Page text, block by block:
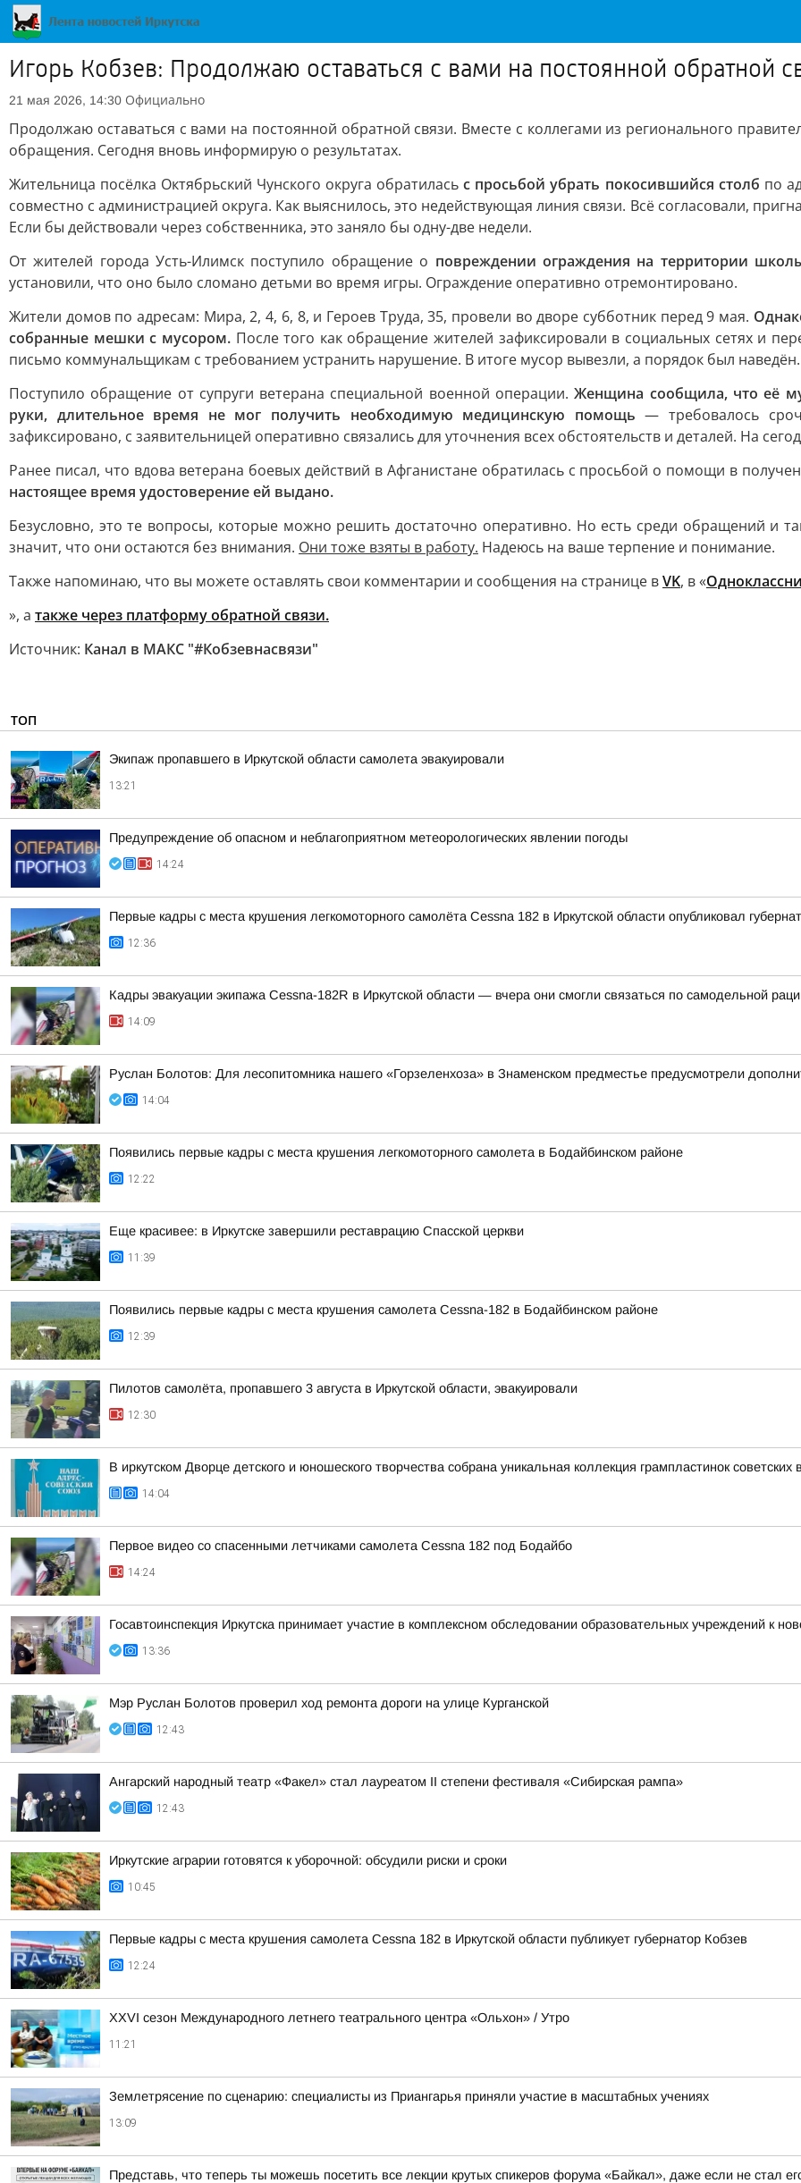
Игорь Кобзев: Продолжаю оставаться с вами на постоянной обратной
21 мая 2026, 14:30 Официально
Продолжаю оставаться с вами на постоянной обратной связи. Вместе с коллегами из регионального
обращения. Сегодня вновь информирую о результатах.
Жительница посёлка Октябрьский Чунского округа обратиласьс просьбой убрать покосившийся столб по
совместно с администрацией округа. Как выяснилось, это недействующая линия связи. Всё согласовали,
Если бы действовали через собственника, это заняло бы одну-две недели.
От жителей города Усть-Илимск поступило обращение о повреждении ограждения на территории
установили, что оно было сломано детьми во время игры. Ограждение оперативно отремонтировано.
Жители домов по адресам: Мира, 2, 4, 6, 8, и Героев Труда, 35, провели во дворе субботник перед 9 мая.
собранные мешки с мусором.После того как обращение жителей зафиксировали в социальных сетях и
письмо коммунальщикам с требованием устранить нарушение. В итоге мусор вывезли, а порядок был наведён.
Поступило обращение от супруги ветерана специальной военной операции.Женщина сообщила, что её
руки, длительное время не мог получить необходимую медицинскую помощь — требовалось
зафиксировано, с заявительницей оперативно связались для уточнения всех обстоятельств и деталей. На
Ранее писал, что вдова ветерана боевых действий в Афганистане обратилась с просьбой о помощи в
настоящее время удостоверение ей выдано.
Безусловно, это те вопросы, которые можно решить достаточно оперативно. Но есть среди обращений и
значит, что они остаются без внимания. Они тоже взяты в работу. Надеюсь на ваше терпение и понимание.
Также напоминаю, что вы можете оставлять свои комментарии и сообщения на странице вVK, в «
», а также через платформу обратной связи.
Источник: Канал в МАКС "#Кобзевнасвязи"
ТОП
Экипаж пропавшего в Иркутской области самолета эвакуировали
13:21
Предупреждение об опасном и неблагоприятном метеорологических явлении погоды
14:24
Первые кадры с места крушения легкомоторного самолёта Cessna 182 в Иркутской области опубликовал
12:36
Кадры эвакуации экипажа Cessna-182R в Иркутской области — вчера они смогли связаться по самодельной
14:09
Руслан Болотов: Для лесопитомника нашего «Горзеленхоза» в Знаменском предместье предусмотрели
14:04
Появились первые кадры с места крушения легкомоторного самолета в Бодайбинском районе
12:22
Еще красивее: в Иркутске завершили реставрацию Спасской церкви
11:39
Появились первые кадры с места крушения самолета Cessna-182 в Бодайбинском районе
12:39
Пилотов самолёта, пропавшего 3 августа в Иркутской области, эвакуировали
12:30
В иркутском Дворце детского и юношеского творчества собрана уникальная коллекция грампластинок советских
14:04
Первое видео со спасенными летчиками самолета Cessna 182 под Бодайбо
14:24
Госавтоинспекция Иркутска принимает участие в комплексном обследовании образовательных учреждений к
13:36
Мэр Руслан Болотов проверил ход ремонта дороги на улице Курганской
12:43
Ангарский народный театр «Факел» стал лауреатом II степени фестиваля «Сибирская рампа»
12:43
Иркутские аграрии готовятся к уборочной: обсудили риски и сроки
10:45
Первые кадры с места крушения самолета Cessna 182 в Иркутской области публикует губернатор Кобзев
12:24
XXVI сезон Международного летнего театрального центра «Ольхон» / Утро
11:21
Землетрясение по сценарию: специалисты из Приангарья приняли участие в масштабных учениях
13:09
Представь, что теперь ты можешь посетить все лекции крутых спикеров форума «Байкал», даже если не стал